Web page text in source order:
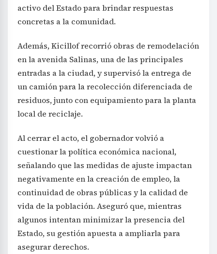
activo del Estado para brindar respuestas
concretas a la comunidad.
Además, Kicillof recorrió obras de remodelación
en la avenida Salinas, una de las principales
entradas a la ciudad, y supervisó la entrega de
un camión para la recolección diferenciada de
residuos, junto con equipamiento para la planta
local de reciclaje.
Al cerrar el acto, el gobernador volvió a
cuestionar la política económica nacional,
señalando que las medidas de ajuste impactan
negativamente en la creación de empleo, la
continuidad de obras públicas y la calidad de
vida de la población. Aseguró que, mientras
algunos intentan minimizar la presencia del
Estado, su gestión apuesta a ampliarla para
asegurar derechos.